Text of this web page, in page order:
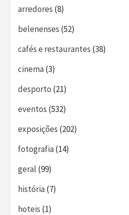
arredores (8)
belenenses (52)
cafés e restaurantes (38)
cinema(3)
desporto (21)
eventos (532)
exposições (202)
fotografia(14)
geral (99)
história(7)
hoteis (1)